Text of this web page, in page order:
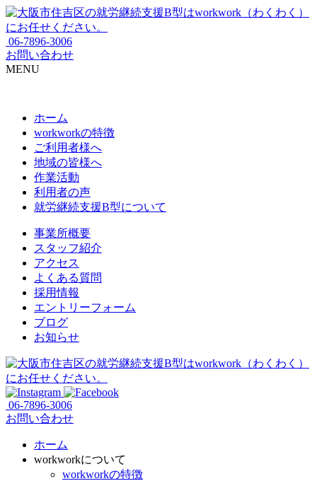
06-7896-3006
お問い合わせ
MENU
ホーム
workworkの特徴
ご利用者様へ
地域の皆様へ
作業活動
利用者の声
就労継続支援B型について
事業所概要
スタッフ紹介
アクセス
よくある質問
採用情報
エントリーフォーム
ブログ
お知らせ
06-7896-3006
お問い合わせ
ホーム
workworkについて
workworkの特徴